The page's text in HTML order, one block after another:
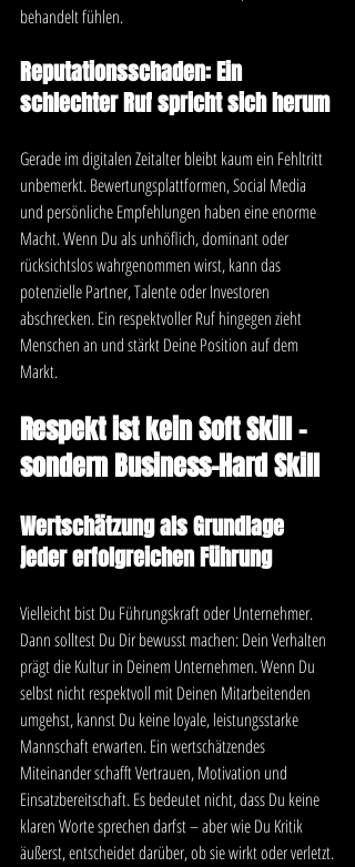
behandelt fühlen.
Reputationsschaden: Ein
schlechter Ruf spricht sich herum
Gerade im digitalen Zeitalter bleibt kaum ein Fehltritt
unbemerkt. Bewertungsplattformen, Social Media
und persönliche Empfehlungen haben eine enorme
Macht. Wenn Du als unhöflich, dominant oder
rücksichtslos wahrgenommen wirst, kann das
potenzielle Partner, Talente oder Investoren
abschrecken. Ein respektvoller Ruf hingegen zieht
Menschen an und stärkt Deine Position auf dem
Markt.
Respekt ist kein Soft Skill –
sondern Business-Hard Skill
Wertschätzung als Grundlage
jeder erfolgreichen Führung
Vielleicht bist Du Führungskraft oder Unternehmer.
Dann solltest Du Dir bewusst machen: Dein Verhalten
prägt die Kultur in Deinem Unternehmen. Wenn Du
selbst nicht respektvoll mit Deinen Mitarbeitenden
umgehst, kannst Du keine loyale, leistungsstarke
Mannschaft erwarten. Ein wertschätzendes
Miteinander schafft Vertrauen, Motivation und
Einsatzbereitschaft. Es bedeutet nicht, dass Du keine
klaren Worte sprechen darfst – aber wie Du Kritik
äußerst, entscheidet darüber, ob sie wirkt oder verletzt.